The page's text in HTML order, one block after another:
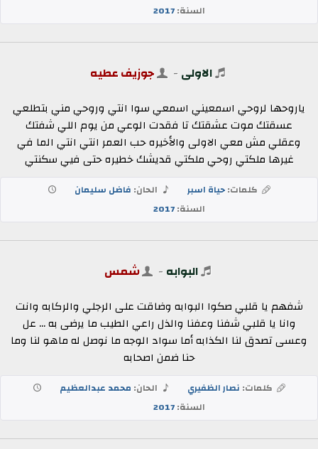
السنة:2017
الاولى - جوزيف عطيه
ياروحها لروحي اسمعيني اسمعي سوا انتي وروحي مني بتطلعي
عسقتك موت عشقتك تا فقدت الوعي من يوم اللي شفتك
وعقلي مش معي الاولى والأخيره حب العمر انتي انتي الما في
غيرها ملكتي روحي ملكتي قديشك خطيره حتى فيي سكنتي
كلمات:حياة اسبر الحان: فاضل سليمان
السنة:2017
البوابه - شمس
شفهم يا قلبي صكوا البوابه وضاقت على الرجلي والركابه وانت
وانا يا قلبي شفنا وعفنا والذل راعي الطيب ما يرضى به ... عل
وعسى تصدق لنا الكذابه أما سواد الوجه ما نوصل له ماهو لنا وما
حنا ضمن اصحابه
كلمات: نصار الظفيري الحان: محمد عبدالعظيم
السنة:2017